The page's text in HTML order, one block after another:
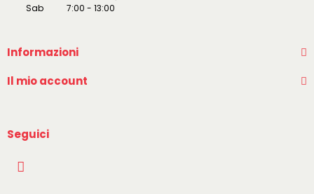
Sab 7:00 - 13:00
Informazioni
Il mio account
Seguici